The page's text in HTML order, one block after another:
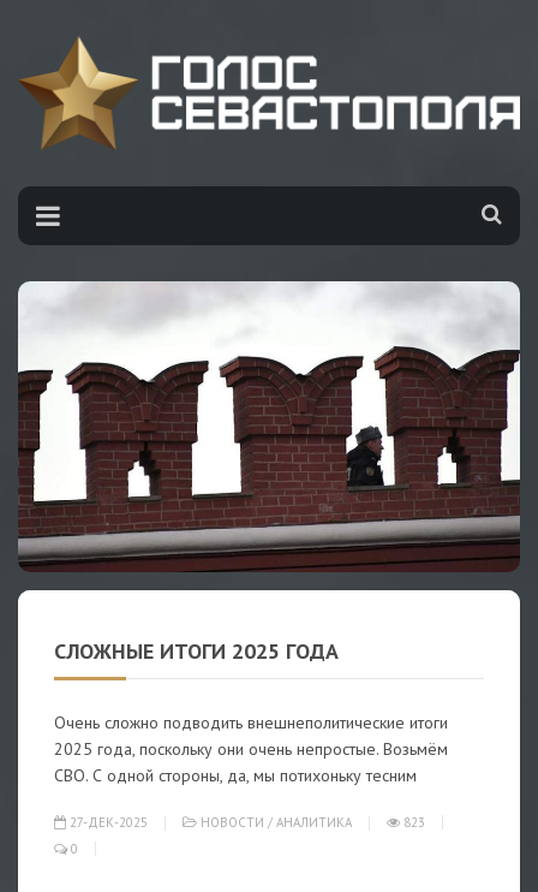
СЛОЖНЫЕ ИТОГИ 2025 ГОДА
Очень сложно подводить внешнеполитические итоги
2025 года, поскольку они очень непростые. Возьмём
СВО. С одной стороны, да, мы потихоньку тесним
27-ДЕК-2025 НОВОСТИ / АНАЛИТИКА
823
0